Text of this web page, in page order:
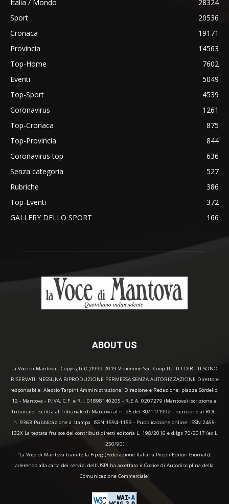
Italia / Mondo
28324
Sport
20536
Cronaca
19171
Provincia
14563
Top-Home
7602
Eventi
5049
Top-Sport
4539
Coronavirus
1261
Top-Cronaca
875
Top-Provincia
844
Coronavirus top
636
Senza categoria
527
Rubriche
386
Top-Eventi
372
GALLERY DELLO SPORT
166
ABOUT US
La Voce di Mantova - Copyright(C)1999-2019 Vidiemme Soc. Coop TUTTI I DIRITTI SONO
RISERVATI. NESSUNA RIPRODUZIONE PERMESSA SENZA AUTORIZZAZIONE Direttore
responsabile: Alessio Tarpini Amministrazione, Direzione e Redazione: piazza Sordello,
12 - Mantova - P.IVA, C.F. e R.I. 01898140205 - R.E.A. 0207279 (Mantova) iscrizione al
Tribunale: iscritta al Tribunale di Mantova al n. 25 del 30/11/1992 - iscrizione al ROC:
n. 9363 Pubblicazione a stampa: ISSN 1594-1159 - Pubblicazione online: ISSN 2465-
132X La testata fruisce dei contributi diretti editoria L. 198/2016 e d.lgs 70/2017 (ex L.
250/90)
“La Voce di Mantova tramite la Fipeg (Federazione Italiana Piccoli Editori Giornali),
aderendo alla carta dei servizi dell'USPI ha accettato il Codice di Autodisciplina della
Comunicazione Commerciale"